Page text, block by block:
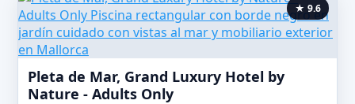
★ 9.6
Pleta de Mar, Grand Luxury Hotel by
Nature - Adults Only